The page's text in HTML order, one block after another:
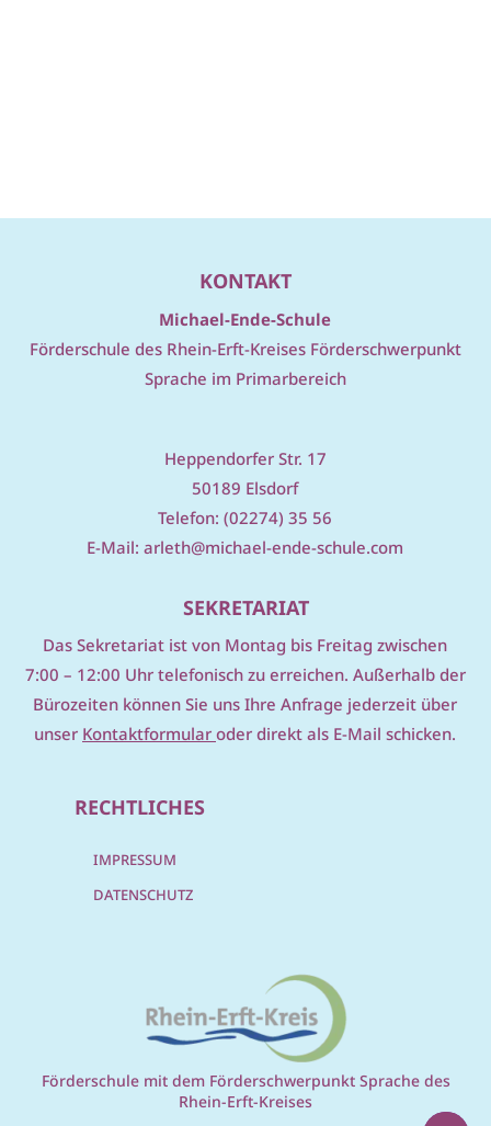
KONTAKT
Michael-Ende-Schule
Förderschule des Rhein-Erft-Kreises Förderschwerpunkt
Sprache im Primarbereich
Heppendorfer Str. 17
50189 Elsdorf
Telefon: (02274) 35 56
E-Mail: arleth@michael-ende-schule.com
SEKRETARIAT
Das Sekretariat ist von Montag bis Freitag zwischen
7:00 – 12:00 Uhr telefonisch zu erreichen. Außerhalb der
Bürozeiten können Sie uns Ihre Anfrage jederzeit über
unser Kontaktformular oder direkt als E-Mail schicken.
RECHTLICHES
IMPRESSUM
DATENSCHUTZ
Förderschule mit dem Förderschwerpunkt Sprache des
Rhein-Erft-Kreises